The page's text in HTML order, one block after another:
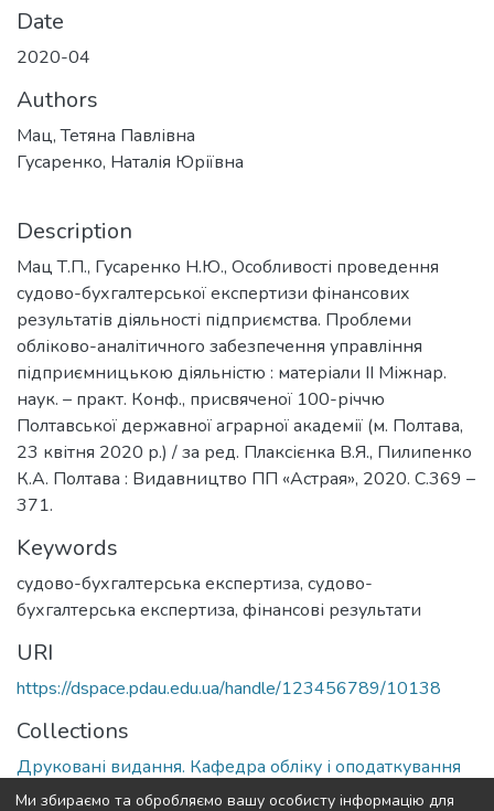
Date
2020-04
Authors
Мац, Тетяна Павлівна
Гусаренко, Наталія Юріївна
Description
Мац Т.П., Гусаренко Н.Ю., Особливості проведення
судово-бухгалтерської експертизи фінансових
результатів діяльності підприємства. Проблеми
обліково-аналітичного забезпечення управління
підприємницькою діяльністю : матеріали ІІ Міжнар.
наук. – практ. Конф., присвяченої 100-річчю
Полтавської державної аграрної академії (м. Полтава,
23 квітня 2020 р.) / за ред. Плаксієнка В.Я., Пилипенко
К.А. Полтава : Видавництво ПП «Астрая», 2020. С.369 –
371.
Keywords
судово-бухгалтерська експертиза, судово-
бухгалтерська експертиза, фінансові результати
URI
https://dspace.pdau.edu.ua/handle/123456789/10138
Collections
Друковані видання. Кафедра обліку і оподаткування
Ми збираємо та обробляємо вашу особисту інформацію для